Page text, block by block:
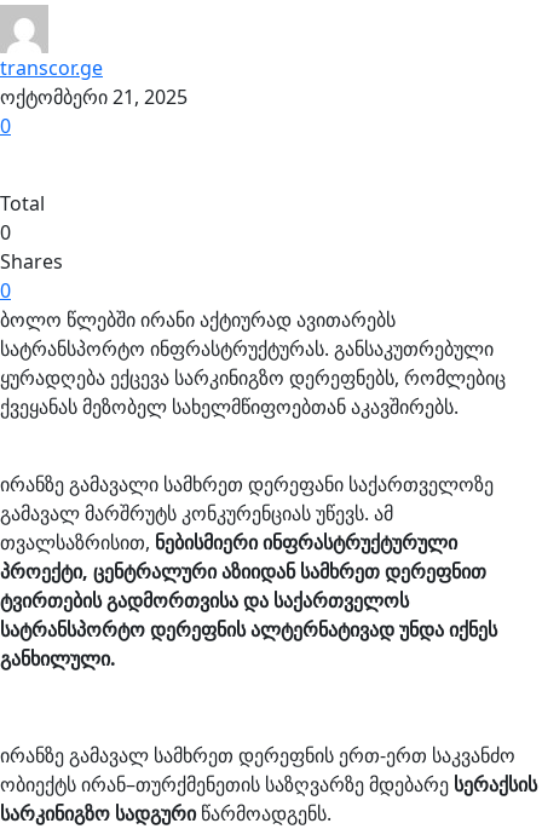
transcor.ge
ოქტომბერი 21, 2025
0
Total
0
Shares
0
ბოლო წლებში ირანი აქტიურად ავითარებს
სატრანსპორტო ინფრასტრუქტურას. განსაკუთრებული
ყურადღება ექცევა სარკინიგზო დერეფნებს, რომლებიც
ქვეყანას მეზობელ სახელმწიფოებთან აკავშირებს.
ირანზე გამავალი სამხრეთ დერეფანი საქართველოზე
გამავალ მარშრუტს კონკურენციას უწევს. ამ
თვალსაზრისით, ნებისმიერი ინფრასტრუქტურული
პროექტი, ცენტრალური აზიიდან სამხრეთ დერეფნით
ტვირთების გადმორთვისა და საქართველოს
სატრანსპორტო დერეფნის ალტერნატივად უნდა იქნეს
განხილული.
ირანზე გამავალ სამხრეთ დერეფნის ერთ-ერთ საკვანძო
ობიექტს ირან–თურქმენეთის საზღვარზე მდებარე სერაქსის
სარკინიგზო სადგურიწარმოადგენს.